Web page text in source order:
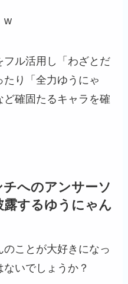
w
ル活用し「わざとだ
り「全力ゆうにゃ
確固たるキャラを確
へのアンサーソ
するゆうにゃん
ことが大好きになっ
いでしょうか？